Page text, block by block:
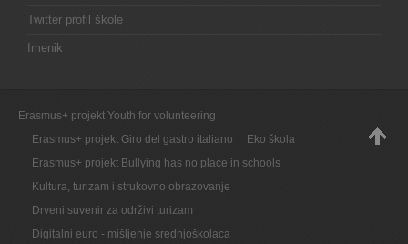
Twitter profil škole
Imenik
Erasmus+ projekt Youth for volunteering
Erasmus+ projekt Giro del gastro italiano
Eko škola
Erasmus+ projekt Bullying has no place in schools
Kultura, turizam i strukovno obrazovanje
Drveni suvenir za održivi turizam
Digitalni euro - mišljenje srednjoškolaca